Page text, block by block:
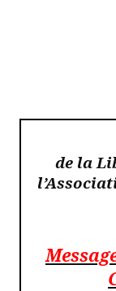
de la